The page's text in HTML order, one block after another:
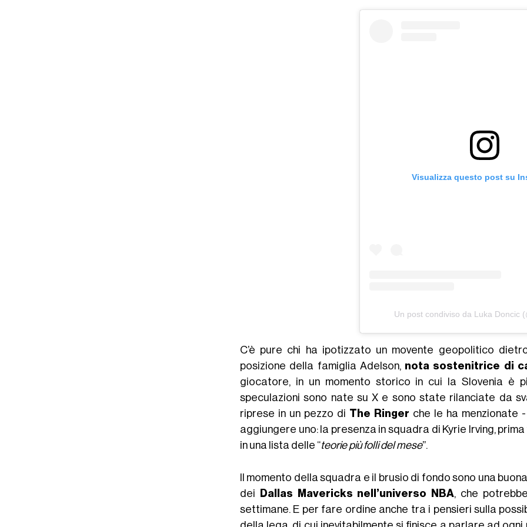
Visualizza questo post su
Un post condiviso da Luka Doncic
C’è pure chi ha ipotizzato un movente geopolitico
posizione della famiglia Adelson, nota sostenitrice di
giocatore, in un momento storico in cui la Slovenia è
speculazioni sono nate su X e sono state rilanciate da
riprese in un pezzo di The Ringer che le ha menzionate
aggiungere uno: la presenza in squadra di Kyrie Irving,
in una lista delle “teorie più folli del mese”.
Il momento della squadra e il brusio di fondo sono una
dei
Dallas Mavericks nell’universo NBA, che
settimane. E per fare ordine anche tra i pensieri sulla